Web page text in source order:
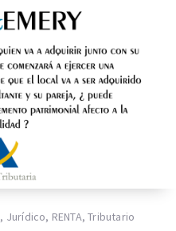
, Jurídico, RENTA,Tributario